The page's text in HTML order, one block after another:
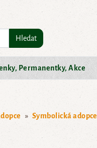
Hledat
Permanentky, Akce
Symbolická adopce